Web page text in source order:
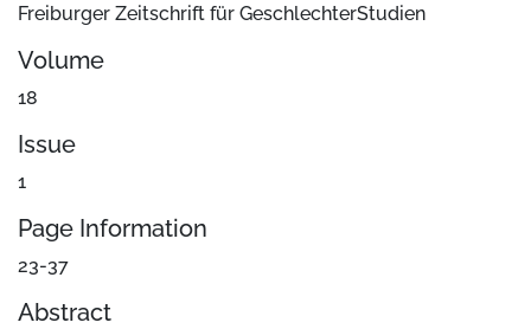
Freiburger Zeitschrift für GeschlechterStudien
Volume
18
Issue
1
Page Information
23-37
Abstract